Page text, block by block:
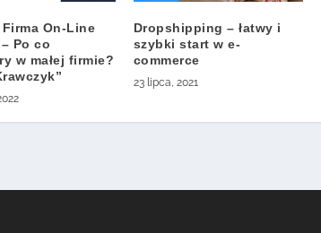
On-Line
Po co
w małej firmie?
Dropshipping – łatwy i
szybki start w e-
commerce
23 lipca, 2021